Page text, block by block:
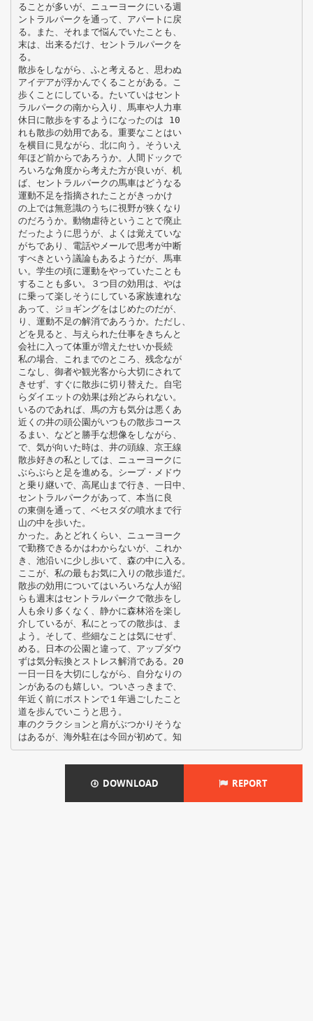
ることが多いが、ニューヨークにいる週
ントラルパークを通って、アパートに戻
る。また、それまで悩んでいたことも、
末は、出来るだけ、セントラルパークを
る。
散歩をしながら、ふと考えると、思わぬ
アイデアが浮かんでくることがある。こ
歩くことにしている。たいていはセント
ラルパークの南から入り、馬車や人力車
休日に散歩をするようになったのは 10
れも散歩の効用である。重要なことはい
を横目に見ながら、北に向う。そういえ
年ほど前からであろうか。人間ドックで
ろいろな角度から考えた方が良いが、机
ば、セントラルパークの馬車はどうなる
運動不足を指摘されたことがきっかけ
の上では無意識のうちに視野が狭くなり
のだろうか。動物虐待ということで廃止
だったように思うが、よくは覚えていな
がちであり、電話やメールで思考が中断
すべきという議論もあるようだが、馬車
い。学生の頃に運動をやっていたことも
することも多い。３つ目の効用は、やは
に乗って楽しそうにしている家族連れな
あって、ジョギングをはじめたのだが、
り、運動不足の解消であろうか。ただし、
どを見ると、与えられた仕事をきちんと
会社に入って体重が増えたせいか長続
私の場合、これまでのところ、残念なが
こなし、御者や観光客から大切にされて
きせず、すぐに散歩に切り替えた。自宅
らダイエットの効果は殆どみられない。
いるのであれば、馬の方も気分は悪くあ
近くの井の頭公園がいつもの散歩コース
るまい、などと勝手な想像をしながら、
で、気が向いた時は、井の頭線、京王線
散歩好きの私としては、ニューヨークに
ぶらぶらと足を進める。シープ・メドウ
と乗り継いで、高尾山まで行き、一日中、
セントラルパークがあって、本当に良
の東側を通って、ベセスダの噴水まで行
山の中を歩いた。
かった。あとどれくらい、ニューヨーク
で勤務できるかはわからないが、これか
き、池沿いに少し歩いて、森の中に入る。
ここが、私の最もお気に入りの散歩道だ。
散歩の効用についてはいろいろな人が紹
らも週末はセントラルパークで散歩をし
人も余り多くなく、静かに森林浴を楽し
介しているが、私にとっての散歩は、ま
よう。そして、些細なことは気にせず、
める。日本の公園と違って、アップダウ
ずは気分転換とストレス解消である。20
一日一日を大切にしながら、自分なりの
ンがあるのも嬉しい。ついさっきまで、
年近く前にボストンで１年過ごしたこと
道を歩んでいこうと思う。
車のクラクションと肩がぶつかりそうな
DOWNLOAD REPORT